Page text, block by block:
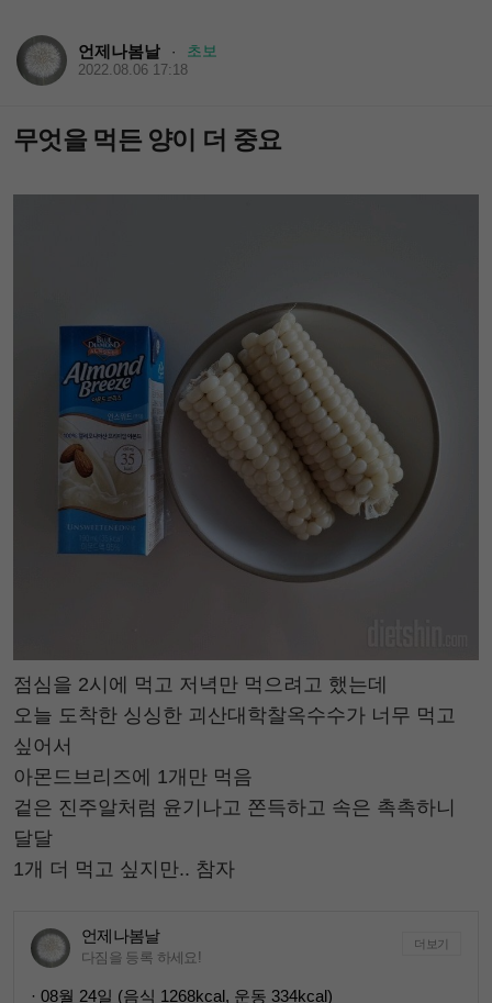
언제나봄날 · 초보
2022.08.06 17:18
무엇을 먹든 양이 더 중요
점심을 2시에 먹고 저녁만 먹으려고 했는데
오늘 도착한 싱싱한 괴산대학찰옥수수가 너무 먹고
싶어서
아몬드브리즈에 1개만 먹음
겉은 진주알처럼 윤기나고 쫀득하고 속은 촉촉하니
달달
1개 더 먹고 싶지만.. 참자
언제나봄날
다짐을 등록 하세요!
더보기
· 08월 24일 (음식 1268kcal, 운동 334kcal)